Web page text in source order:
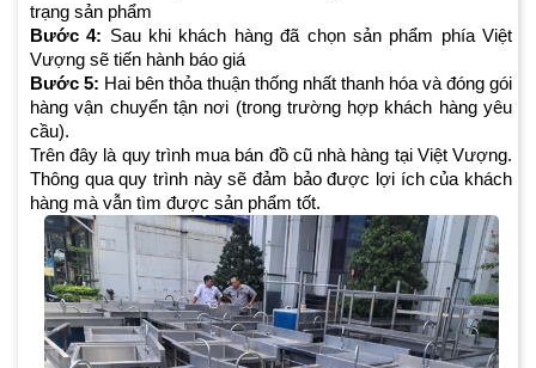
trạng sản phẩm
Bước 4: Sau khi khách hàng đã chọn sản phẩm phía Việt
Vượng sẽ tiến hành báo giá
Bước 5: Hai bên thỏa thuận thống nhất thanh hóa và đóng gói
hàng vận chuyển tận nơi (trong trường hợp khách hàng yêu
cầu).
Trên đây là quy trình mua bán đồ cũ nhà hàng tại Việt Vượng.
Thông qua quy trình này sẽ đảm bảo được lợi ích của khách
hàng mà vẫn tìm được sản phẩm tốt.